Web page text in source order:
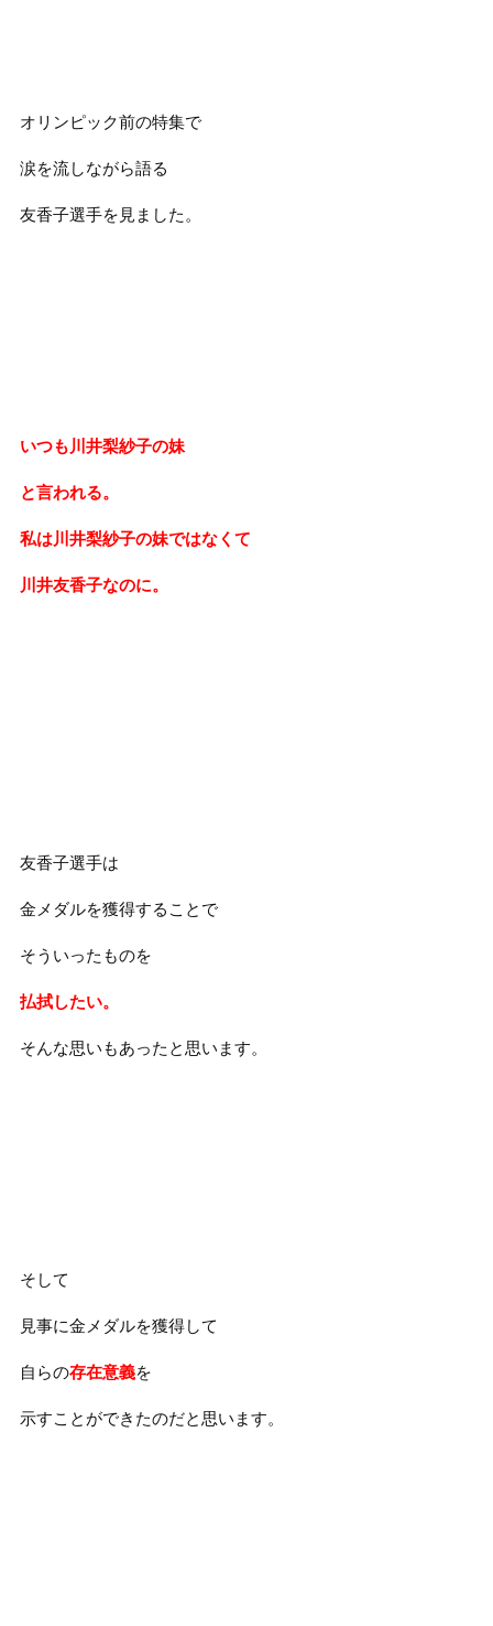
オリンピック前の特集で
涙を流しながら語る
友香子選手を見ました。
いつも川井梨紗子の妹
と言われる。
私は川井梨紗子の妹ではなくて
川井友香子なのに。
友香子選手は
金メダルを獲得することで
そういったものを
払拭したい。
そんな思いもあったと思います。
そして
見事に金メダルを獲得して
自らの存在意義を
示すことができたのだと思います。